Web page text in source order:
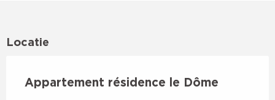
Locatie
Appartement résidence le Dôme